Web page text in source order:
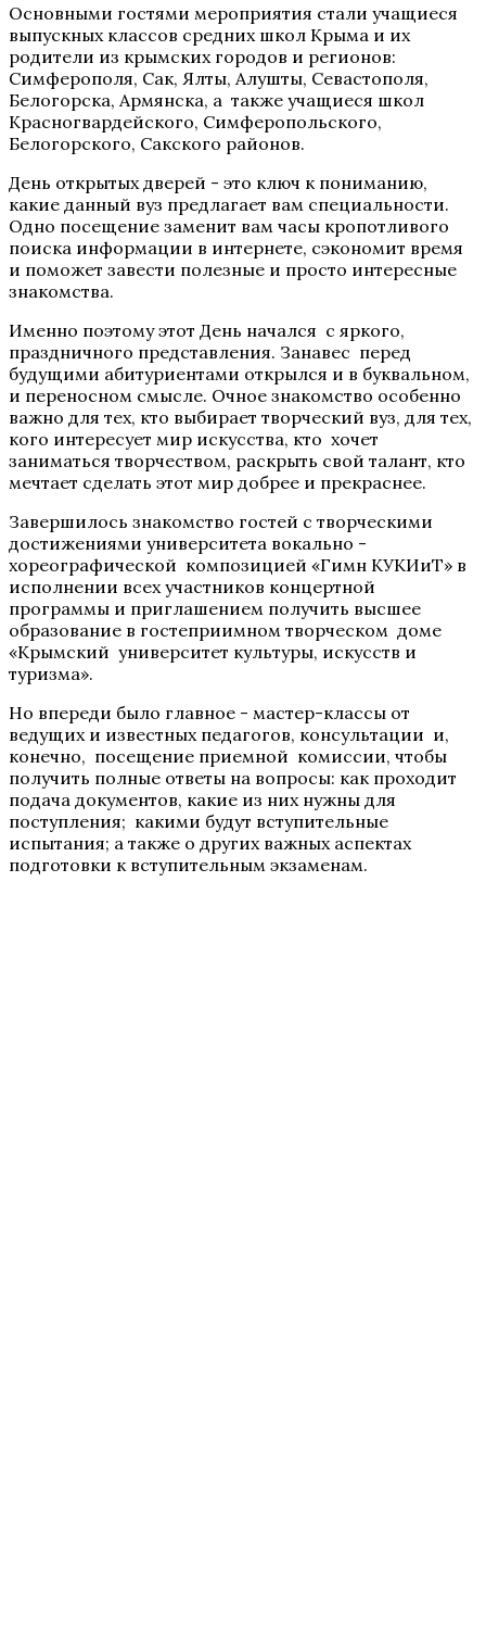
Основными гостями мероприятия стали учащиеся
выпускных классов средних школ Крыма и их
родители из крымских городов и регионов:
Симферополя, Сак, Ялты, Алушты, Севастополя,
Белогорска, Армянска, а также учащиеся школ
Красногвардейского, Симферопольского,
Белогорского, Сакского районов.
День открытых дверей - это ключ к пониманию,
какие данный вуз предлагает вам специальности.
Одно посещение заменит вам часы кропотливого
поиска информации в интернете, сэкономит время
и поможет завести полезные и просто интересные
знакомства.
Именно поэтому этот День начался с яркого,
праздничного представления. Занавес перед
будущими абитуриентами открылся и в буквальном,
и переносном смысле. Очное знакомство особенно
важно для тех, кто выбирает творческий вуз, для тех,
кого интересует мир искусства, кто хочет
заниматься творчеством, раскрыть свой талант, кто
мечтает сделать этот мир добрее и прекраснее.
Завершилось знакомство гостей с творческими
достижениями университета вокально -
хореографической композицией «Гимн КУКИиТ» в
исполнении всех участников концертной
программы и приглашением получить высшее
образование в гостеприимном творческом доме
«Крымский университет культуры, искусств и
туризма».
Но впереди было главное - мастер-классы от
ведущих и известных педагогов, консультации и,
конечно, посещение приемной комиссии, чтобы
получить полные ответы на вопросы: как проходит
подача документов, какие из них нужны для
поступления; какими будут вступительные
испытания; а также о других важных аспектах
подготовки к вступительным экзаменам.